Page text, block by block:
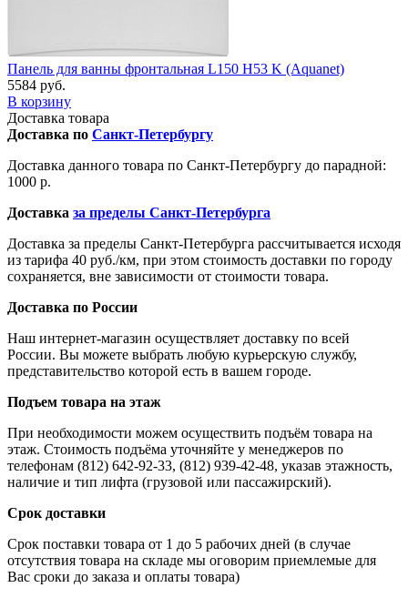
Панель для ванны фронтальная L150 H53 K (Aquanet)
5584 руб.
В корзину
Доставка товара
Доставка по Санкт-Петербургу
Доставка данного товара по Санкт-Петербургу до парадной:
1000 р.
Доставка за пределы Санкт-Петербурга
Доставка за пределы Санкт-Петербурга рассчитывается исходя
из тарифа 40 руб./км, при этом стоимость доставки по городу
сохраняется, вне зависимости от стоимости товара.
Доставка по России
Наш интернет-магазин осуществляет доставку по всей
России. Вы можете выбрать любую курьерскую службу,
представительство которой есть в вашем городе.
Подъем товара на этаж
При необходимости можем осуществить подъём товара на
этаж. Стоимость подъёма уточняйте у менеджеров по
телефонам (812) 642-92-33, (812) 939-42-48, указав этажность,
наличие и тип лифта (грузовой или пассажирский).
Срок доставки
Срок поставки товара от 1 до 5 рабочих дней (в случае
отсутствия товара на складе мы оговорим приемлемые для
Вас сроки до заказа и оплаты товара)